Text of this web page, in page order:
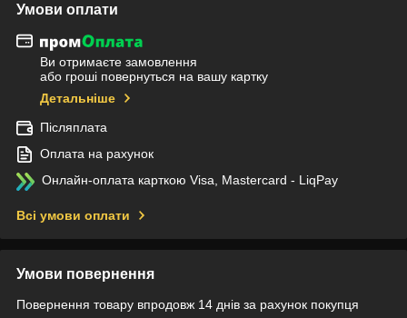
Умови оплати
Ви отримаєте замовлення
або гроші повернуться на вашу картку
Детальніше
Післяплата
Оплата на рахунок
Онлайн-оплата карткою Visa, Mastercard - LiqPay
Всі умови оплати
Умови повернення
Повернення товару впродовж 14 днів за рахунок покупця